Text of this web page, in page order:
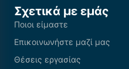
Σχετικά με εμάς
Ποιοι είμαστε
Επικοινωνήστε μαζί μας
Θέσεις εργασίας